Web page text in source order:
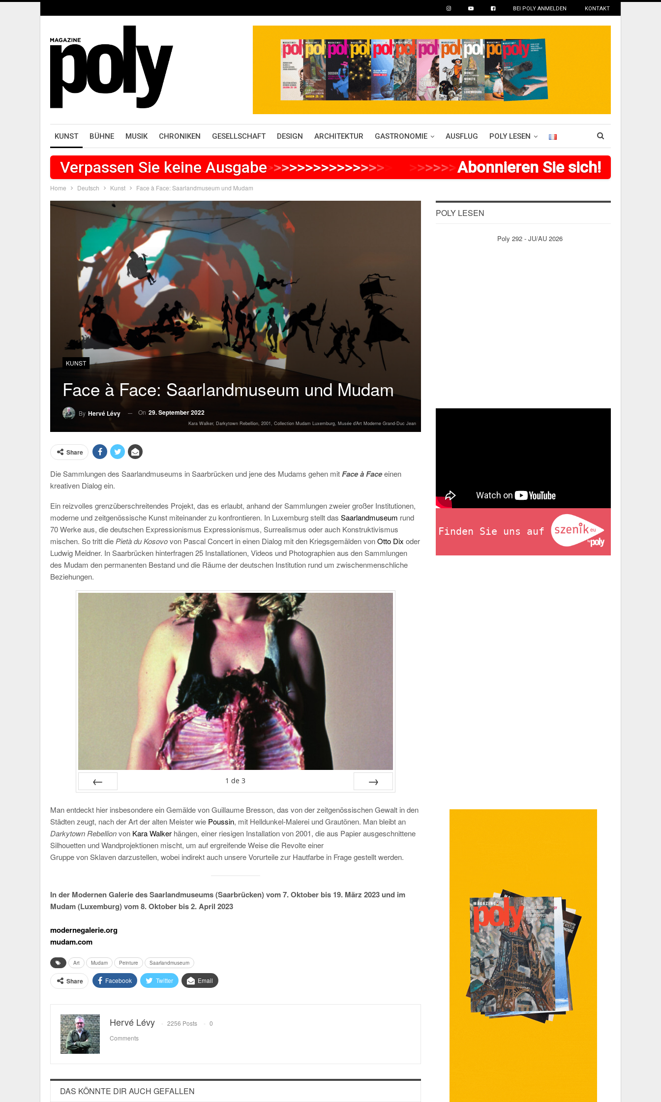
BEI POLY ANMELDEN KONTAKT
KUNST BÜHNE MUSIK CHRONIKEN GESELLSCHAFT DESIGN ARCHITEKTUR GASTRONOMIE AUSFLUG POLY LESEN
Verpassen Sie keine Ausgabe>>>>>>>>>>>>>>> >>>>>>>> >>>>>
Abonnieren Sie sich!
Home Deutsch Kunst Face à Face: Saarlandmuseum und Mudam
KUNST
Face à Face: Saarlandmuseum und Mudam
By Hervé Lévy On 29. September 2022
Kara Walker, Darkytown Rebellion, 2001, Collection Mudam Luxemburg, Musée d’Art Moderne Grand-Duc Jean
Share
Die Sammlungen des Saarlandmuseums in Saarbrücken und jene des Mudams gehen mitFace à Faceeinen
kreativen Dialog ein.
Ein reizvolles grenzüberschreitendes Projekt, das es erlaubt, anhand der Sammlungen zweier großer Institutionen,
moderne und zeitgenössische Kunst miteinander zu konfrontieren. In Luxemburg stellt das Saarlandmuseum rund
70 Werke aus, die deutschen Expressionismus Expressionismus, Surrealismus oder auch Konstruktivismus
mischen. So tritt die Pietà du Kosovovon Pascal Concert in einen Dialog mit den Kriegsgemälden vonOtto Dix oder
Ludwig Meidner. In Saarbrücken hinterfragen 25 Installationen, Videos und Photographien aus den Sammlungen
des Mudam den permanenten Bestand und die Räume der deutschen Institution rund um zwischenmenschliche
Beziehungen.
1 de 3
Man entdeckt hier insbesondere ein Gemälde von Guillaume Bresson, das von der zeitgenössischen Gewalt in den
Städten zeugt, nach der Art der alten Meister wie Poussin, mit Helldunkel-Malerei und Grautönen. Man bleibt an
Darkytown Rebellionvon Kara Walker hängen, einer riesigen Installation von 2001, die aus Papier ausgeschnittene
Silhouetten und Wandprojektionen mischt, um auf ergreifende Weise die Revolte einer
Gruppe von Sklaven darzustellen, wobei indirekt auch unsere Vorurteile zur Hautfarbe in Frage gestellt werden.
In der Modernen Galerie des Saarlandmuseums (Saarbrücken) vom 7. Oktober bis 19. März 2023 und im
Mudam(Luxemburg) vom 8. Oktober bis 2. April 2023
modernegalerie.org
mudam.com
Art Mudam Peinture Saarlandmuseum
Share Facebook Twitter Email
Hervé Lévy 2256 Posts
0
Comments
DAS KÖNNTE DIR AUCH GEFALLEN
POLY LESEN
Poly 292 - JU/AU 2026
Finden Sie uns auf